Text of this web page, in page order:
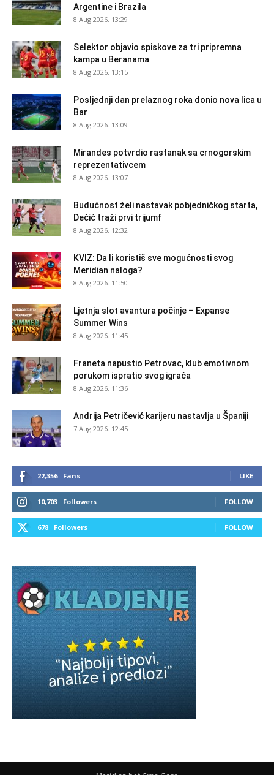
Argentine i Brazila
8 Aug 2026. 13:29
Selektor objavio spiskove za tri pripremna
kampa u Beranama
8 Aug 2026. 13:15
Posljednji dan prelaznog roka donio nova lica u
Bar
8 Aug 2026. 13:09
Mirandes potvrdio rastanak sa crnogorskim
reprezentativcem
8 Aug 2026. 13:07
Budućnost želi nastavak pobjedničkog starta,
Dečić traži prvi trijumf
8 Aug 2026. 12:32
KVIZ: Da li koristiš sve mogućnosti svog
Meridian naloga?
8 Aug 2026. 11:50
Ljetnja slot avantura počinje – Expanse
Summer Wins
8 Aug 2026. 11:45
Franeta napustio Petrovac, klub emotivnom
porukom ispratio svog igrača
8 Aug 2026. 11:36
Andrija Petričević karijeru nastavlja u Španiji
7 Aug 2026. 12:45
22,356 Fans LIKE
10,703 Followers FOLLOW
678 Followers FOLLOW